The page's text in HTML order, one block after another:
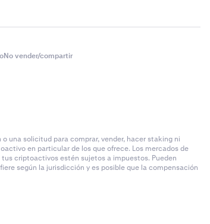
No vender/compartir
una solicitud para comprar, vender, hacer staking ni
en particular de los que ofrece. Los mercados de
criptoactivos estén sujetos a impuestos. Pueden
según la jurisdicción y es posible que la compensación